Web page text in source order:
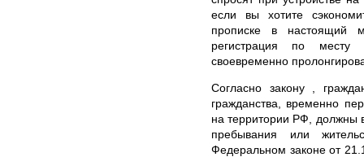
если вы хотите
прописке в настоящий
регистрация по
своевременно
Согласно закону ,
гражданства, временно
на территории РФ, должны
пребывания или
Федеральном законе от